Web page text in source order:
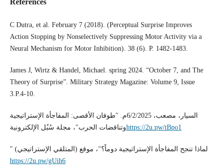
References
C Dutra, et al. February 7 (2018). (Perceptual Surprise Improves
Action Stopping by Nonselectively Suppressing Motor Activity via a
Neural Mechanism for Motor Inhibition). 38 (6). P. 1482-1483.
James J, Wirtz & Handel, Michael. spring 2024. “October 7, and The
Theory of Surprise”. Military Strategy Magazine: Volume 9, Issue
3.P.4-10.
السيار، مصعب، 6/2/2025م. "طوفان الأقصى: المفاجأة الإستراتيجية
وتناقضات الحرب"، مجلة سُبُل الإلكترونيةhttps://2u.pw/tBpo1
" لماذا تنجح المفاجأة الإستراتيجية دوماً؟"، موقع (المتلقي الإستراتيجي)
https://2u.pw/gUih6